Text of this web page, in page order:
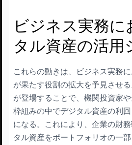
ビジネス実務に
タル資産の活用
これらの動きは、ビジネス実務
が果たす役割の拡大を予見させ
が登場することで、機関投資家
枠組みの中でデジタル資産の利
になる。これにより、企業の財
タル資産をポートフォリオの一